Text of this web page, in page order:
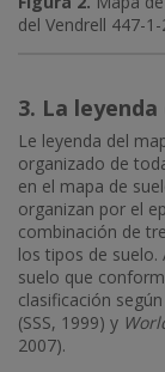
del Vendrell 447-
3. La
Le leyenda del
organizado de
en el mapa de
organizan por el
combinación de
los tipos de suelo.
suelo que
clasificación
(SSS, 1999) y
2007).